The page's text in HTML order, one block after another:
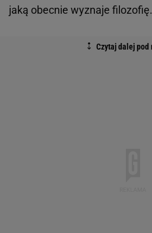
jaką obecnie wyznaje filozofię.